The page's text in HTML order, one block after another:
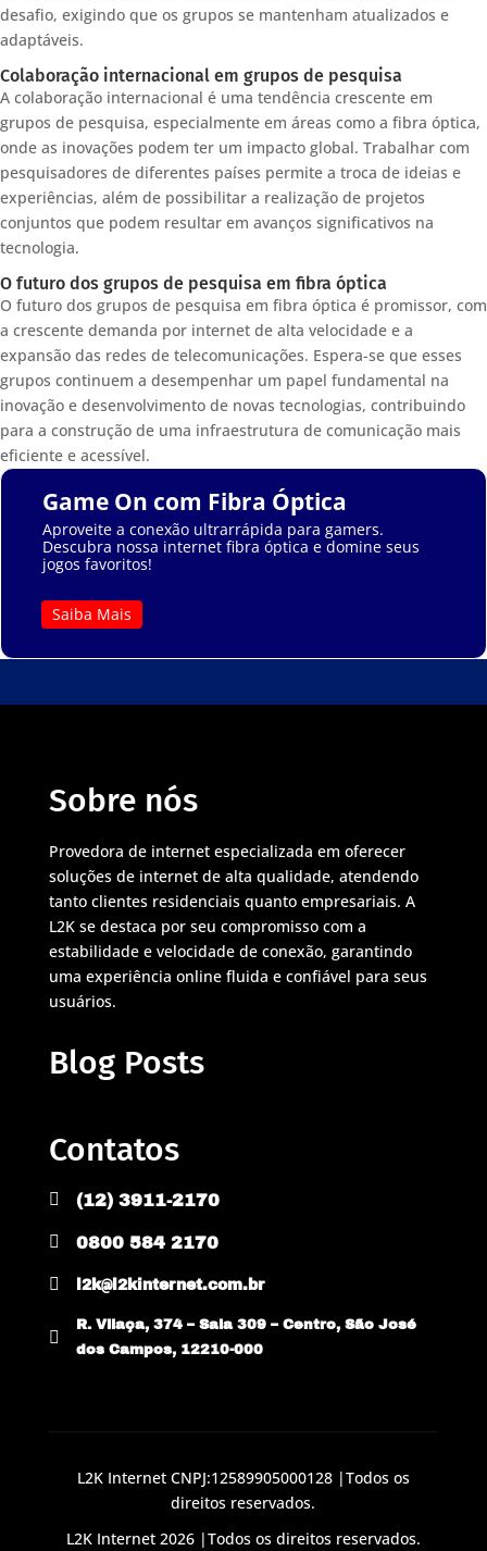
desafio, exigindo que os grupos se mantenham atualizados e
adaptáveis.
Colaboração internacional em grupos de pesquisa
A colaboração internacional é uma tendência crescente em
grupos de pesquisa, especialmente em áreas como a fibra óptica,
onde as inovações podem ter um impacto global. Trabalhar com
pesquisadores de diferentes países permite a troca de ideias e
experiências, além de possibilitar a realização de projetos
conjuntos que podem resultar em avanços significativos na
tecnologia.
O futuro dos grupos de pesquisa em fibra óptica
O futuro dos grupos de pesquisa em fibra óptica é promissor, com
a crescente demanda por internet de alta velocidade e a
expansão das redes de telecomunicações. Espera-se que esses
grupos continuem a desempenhar um papel fundamental na
inovação e desenvolvimento de novas tecnologias, contribuindo
para a construção de uma infraestrutura de comunicação mais
eficiente e acessível.
Game On com Fibra Óptica
Aproveite a conexão ultrarrápida para gamers.
Descubra nossa internet fibra óptica e domine seus
jogos favoritos!
Saiba Mais
Sobre nós
Provedora de internet especializada em oferecer
soluções de internet de alta qualidade, atendendo
tanto clientes residenciais quanto empresariais. A
L2K se destaca por seu compromisso com a
estabilidade e velocidade de conexão, garantindo
uma experiência online fluida e confiável para seus
usuários.
Blog Posts
Contatos
 (12) 3911-2170
 0800 584 2170
 l2k@l2kinternet.com.br

R. Vilaça, 374 – Sala 309 – Centro, São José
dos Campos, 12210-000
L2K Internet CNPJ:12589905000128 |Todos os
direitos reservados.
L2K Internet 2026 |Todos os direitos reservados.